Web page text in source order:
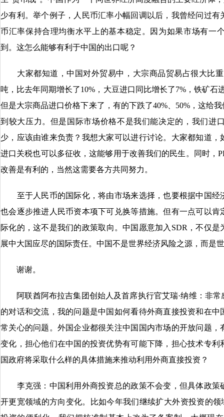
少有利。举个例子，人民币汇率小幅回调以后，我曾经问过
币汇率保持合理均衡水平上的基本稳定。因为如果市场有一
到。这怎么能够有利于中国的出口呢？
大家都知道，中国对外贸易中，大宗商品贸易占很大比重
吨，比去年同期增长了10%，大豆进口同比增长了7%，铁矿
但是大宗商品进口价格下来了，有的下跌了40%、50%，这给
到较大压力。但是国际市场价格不是我们能决定的，我们进
少，应该由谁来负责？我想大家可以进行讨论。大家都知道
进口关税也可以多征收，这能够用于改善我们的民生。同时，
改善是有利的，当然这需要各方共同努力。
至于人民币的国际化，将由市场来选择，也要根据中国经
也会逐步推进人民币资本项下可兑换等措施。但有一点可以
际化的，这不是我们的政策取向。中国愿意加入SDR，不仅
展中大国应尽的国际责任。中国不是世界经济风险之源，而是
谢谢。
阿联酋阿布拉吉集团创始人及首席执行官艾瑞·纳维：非常
的对话和交流，我的问题是中国如何看待外商直接投资和在
常关心的问题。外国企业都很关注中国国内市场的开放问题
变化，担心他们在中国的投资优势有可能下降，担心技术专
国政府将采取什么样的具体措施来推动利用外商直接投资？
李克强：中国利用外商投资总的政策不会变，但具体政策
开更宽领域的方向变化。比如今年我们继续扩大外资投资的